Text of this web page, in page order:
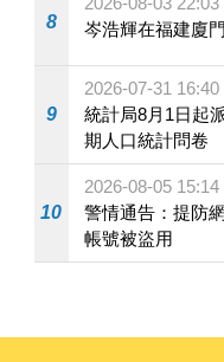
8
岑浩輝在福建廈
9
2026-07-31 16:40
統計局8月1日起派員上門 協助
期人口統計問卷
10
2026-08-05 15:14
警情通告：提防
帳號被盜用